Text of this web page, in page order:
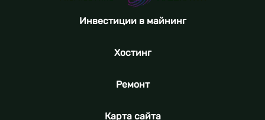
Инвестиции в майнинг
Хостинг
Ремонт
Карта сайта